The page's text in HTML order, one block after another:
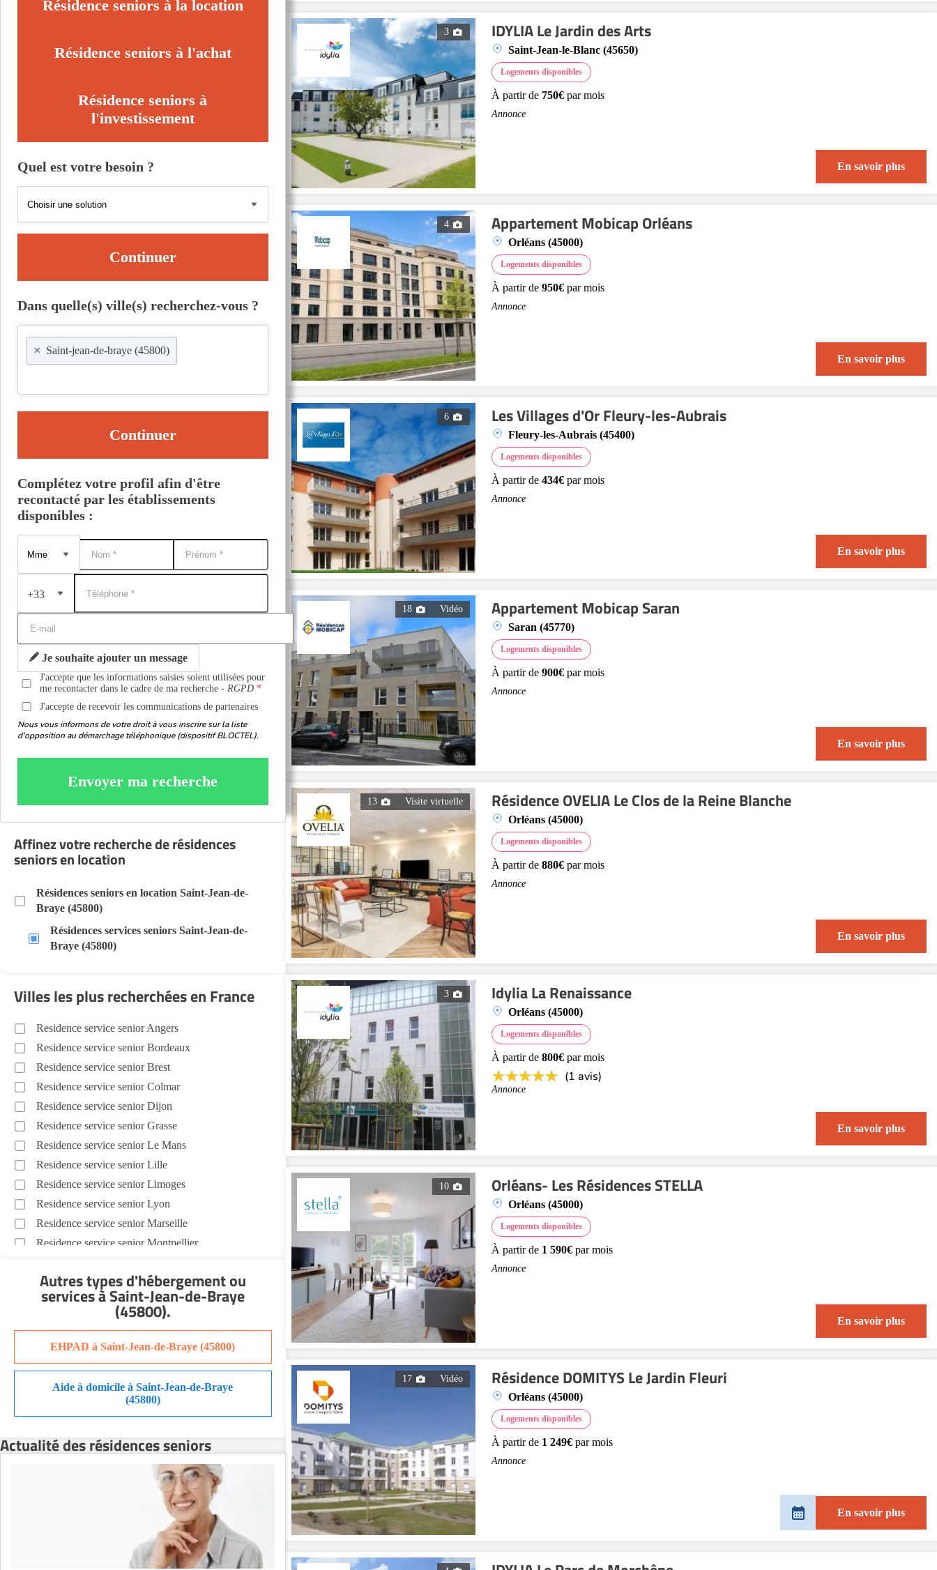
3 IDYLIA Le Jardin des Arts
Saint-Jean-le-Blanc (45650)
Logements disponibles
À partir de 750€par mois
Annonce
En savoir plus
4 Appartement Mobicap Orléans
Orléans (45000)
Logements disponibles
À partir de 950€par mois
Annonce
En savoir plus
6 Les Villages d'Or Fleury-les-Aubrais
Fleury-les-Aubrais (45400)
Logements disponibles
À partir de 434€par mois
Annonce
En savoir plus
18 Vidéo Appartement Mobicap Saran
Saran (45770)
Logements disponibles
À partir de 900€par mois
Annonce
En savoir plus
13 Visite virtuelle Résidence OVELIA Le Clos de la Reine Blanche
Orléans (45000)
Logements disponibles
À partir de 880€par mois
Annonce
En savoir plus
3 Idylia La Renaissance
Orléans (45000)
Logements disponibles
À partir de 800€par mois
(1 avis)
Annonce
En savoir plus
10 Orléans- Les Résidences STELLA
Orléans (45000)
Logements disponibles
À partir de 1 590€par mois
Annonce
En savoir plus
17 Vidéo Résidence DOMITYS Le Jardin Fleuri
Orléans (45000)
Logements disponibles
À partir de 1 249€par mois
Annonce
En savoir plus
Résidence seniors à la location
Résidence seniors à l'achat
Résidence seniors à
l'investissement
Quel est votre besoin ?
Continuer
Dans quelle(s) ville(s) recherchez-vous ?
× Saint-jean-de-braye (45800)
Continuer
Complétez votre profil afin d'être
recontacté par les établissements
disponibles :
+33
Je souhaite ajouter un message
J'accepte que les informations saisies soient utilisées pour
me recontacter dans le cadre de ma recherche -RGPD
J'accepte de recevoir les communications de partenaires
Nous vous informons de votre droit à vous inscrire sur la liste
d'opposition au démarchage téléphonique (dispositif BLOCTEL).
Envoyer ma recherche
Affinez votre recherche de résidences
seniors en location
Résidences seniors en location Saint-Jean-de-
Braye (45800)
Résidences services seniors Saint-Jean-de-
Braye (45800)
Villes les plus recherchées en France
Residence service senior Angers
Residence service senior Bordeaux
Residence service senior Brest
Residence service senior Colmar
Residence service senior Dijon
Residence service senior Grasse
Residence service senior Le Mans
Residence service senior Lille
Residence service senior Limoges
Residence service senior Lyon
Residence service senior Marseille
Residence service senior Montpellier
Residence service senior Nantes
Residence service senior Nîmes
Residence service senior Orléans
Residence service senior Perpignan
Residence service senior Toulouse
Recherche par ville
Autres types d'hébergement ou
servicesà Saint-Jean-de-Braye
(45800).
EHPAD à Saint-Jean-de-Braye (45800)
Aide à domicile à Saint-Jean-de-Braye
(45800)
Actualité des résidences seniors